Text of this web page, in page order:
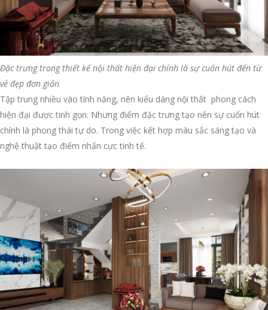
Đặc trưng trong thiết kế nội thất hiện đại chính là sự cuốn hút đến từ
vẻ đẹp đơn giản
Tập trung nhiều vào tính năng, nên kiểu dáng nội thất phong cách
hiện đại được tinh gọn. Nhưng điểm đặc trưng tạo nên sự cuốn hút
chính là phong thái tự do. Trong việc kết hợp màu sắc sáng tạo và
nghệ thuật tạo điểm nhấn cực tinh tế.